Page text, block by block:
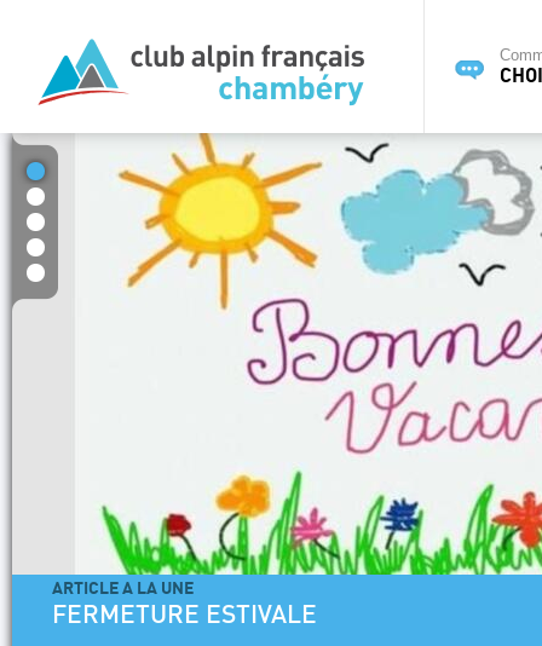
ARTICLE A LA UNE
FERMETURE ESTIVALE